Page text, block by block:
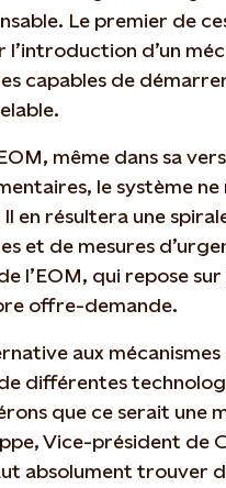
Le premier de
l’introduction d’un
capables de
même dans sa
le système
en résultera une
et de mesures
l’EOM, qui repose
offre-demande.
aux
différentes
que ce serait une
Vice-président de
absolument trouver